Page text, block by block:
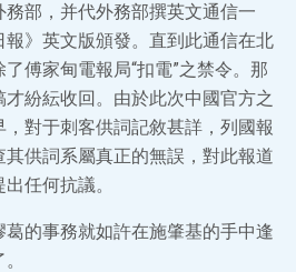
部，并代外務部撰英文通信一
》英文版頒發。直到此通信在北
傅家甸電報局“扣電”之禁令。那
紛紜收回。由於此次中國官方之
對于刺客供詞記敘甚詳，列國報
供詞系屬真正的無誤，對此報道
任何抗議。
的事務就如許在施肇基的手中逢